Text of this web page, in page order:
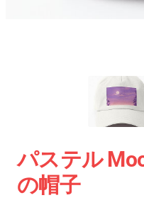
パステル
の帽子